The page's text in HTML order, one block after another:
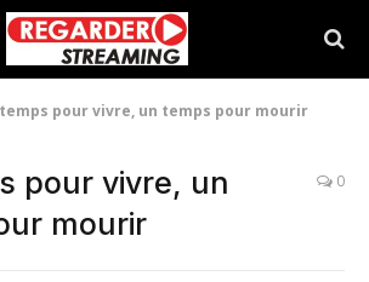
pour vivre, un temps pour mourir
pour vivre, un
mourir
0